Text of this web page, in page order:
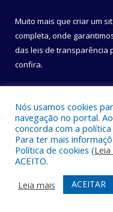
Muito mais que criar um
completa, onde
das leis de transparência
confira.
Todos os direitos
Mapa do Site
Acessar
Acessar Webmail
Nós usamos cookies
navegação no portal.
concorda com a
Para ter mais
Política de cookies (
ACEITO.
Leia mais
ACEITAR